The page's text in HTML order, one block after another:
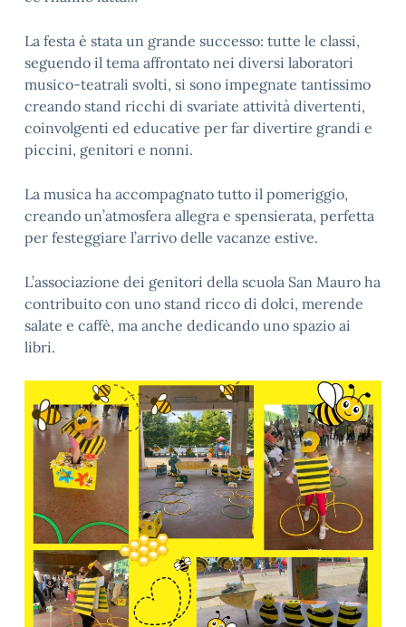
La festa è stata un grande successo: tutte le classi,
seguendo il tema affrontato nei diversi laboratori
musico-teatrali svolti, si sono impegnate tantissimo
creando stand ricchi di svariate attività divertenti,
coinvolgenti ed educative per far divertire grandi e
piccini, genitori e nonni.
La musica ha accompagnato tutto il pomeriggio,
creando un’atmosfera allegra e spensierata, perfetta
per festeggiare l’arrivo delle vacanze estive.
L’associazione dei genitori della scuola San Mauro ha
contribuito con uno stand ricco di dolci, merende
salate e caffè, ma anche dedicando uno spazio ai
libri.